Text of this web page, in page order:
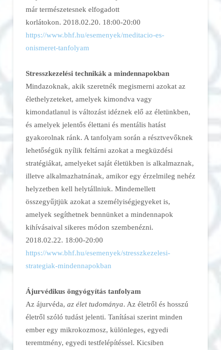
már természetesnek elfogadott
korlátokon. 2018.02.20. 18:00-20:00
https://www.bhf.hu/esemenyek/meditacio-es-
onismeret-tanfolyam
Stresszkezelési technikák a mindennapokban
Mindazoknak, akik szeretnék megismerni azokat az
élethelyzeteket, amelyek kimondva vagy
kimondatlanul is változást idéznek elő az életünkben,
és amelyek jelentős élettani és mentális hatást
gyakorolnak ránk. A tanfolyam során a résztvevőknek
lehetőségük nyílik feltárni azokat a megküzdési
stratégiákat, amelyeket saját életükben is alkalmaznak,
illetve alkalmazhatnának, amikor egy érzelmileg nehéz
helyzetben kell helytállniuk. Mindemellett
összegyűjtjük azokat a személyiségjegyeket is,
amelyek segíthetnek bennünket a mindennapok
kihívásaival sikeres módon szembenézni.
2018.02.22. 18:00-20:00
https://www.bhf.hu/esemenyek/stresszkezelesi-
strategiak-mindennapokban
Ájurvédikus öngyógyítás tanfolyam
Az ájurvéda, az élet tudománya. Az életről és hosszú
életről szóló tudást jelenti. Tanításai szerint minden
ember egy mikrokozmosz, különleges, egyedi
teremtmény, egyedi testfelépítéssel. Kicsiben